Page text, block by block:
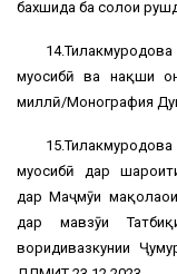
бахшида ба солҳои
муҳосибӣ ва нақши
миллӣ/Монография
муҳосибӣ дар
дар Маҷмӯи
дар мавзӯи
воридивазкунии